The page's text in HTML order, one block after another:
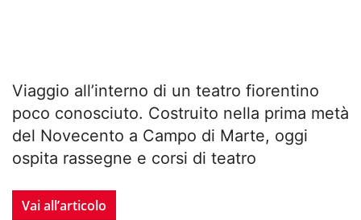
Viaggio all’interno di un teatro fiorentino
poco conosciuto. Costruito nella prima metà
del Novecento a Campo di Marte, oggi
ospita rassegne e corsi di teatro
Vai all’articolo